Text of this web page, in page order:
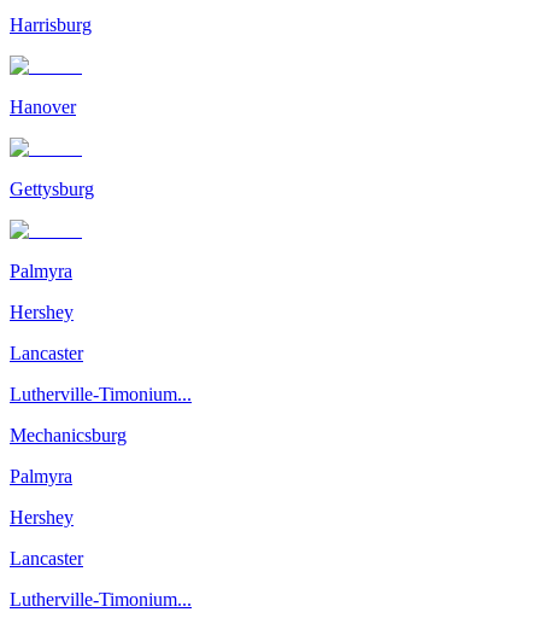
Harrisburg
Hanover
Gettysburg
Palmyra
Hershey
Lancaster
Lutherville-Timonium...
Mechanicsburg
Palmyra
Hershey
Lancaster
Lutherville-Timonium...